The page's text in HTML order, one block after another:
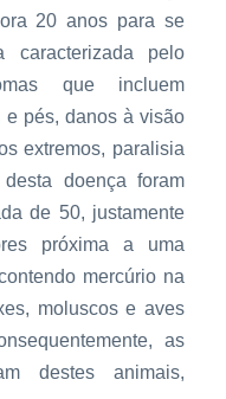
20 anos para se
caracterizada pelo
que incluem
pés, danos à visão
extremos, paralisia
doença foram
de 50, justamente
próxima a uma
mercúrio na
moluscos e aves
as
destes animais,